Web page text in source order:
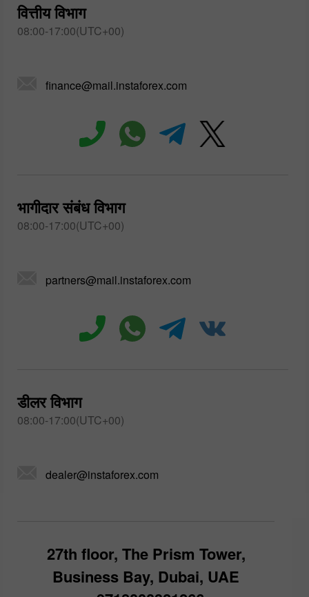
वित्तीय विभाग
08:00-17:00(UTC+00)
finance@mail.instaforex.com
भागीदार संबंध विभाग
08:00-17:00(UTC+00)
partners@mail.instaforex.com
डीलर विभाग
08:00-17:00(UTC+00)
dealer@instaforex.com
27th floor, The Prism Tower,
Business Bay, Dubai, UAE